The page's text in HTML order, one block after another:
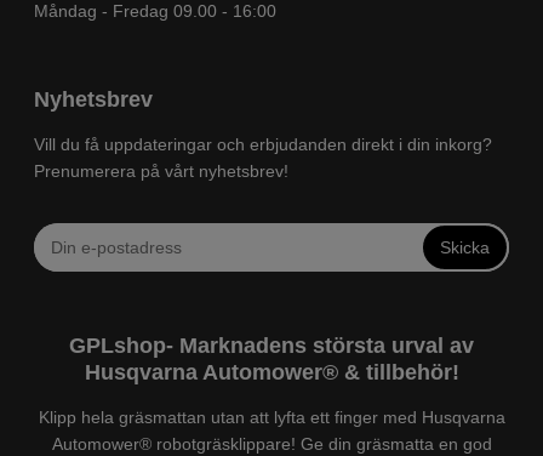
Måndag - Fredag 09.00 - 16:00
Nyhetsbrev
Vill du få uppdateringar och erbjudanden direkt i din inkorg?
Prenumerera på vårt nyhetsbrev!
Skicka
GPLshop- Marknadens största urval av
Husqvarna Automower® & tillbehör!
Klipp hela gräsmattan utan att lyfta ett finger med Husqvarna
Automower® robotgräsklippare! Ge din gräsmatta en god